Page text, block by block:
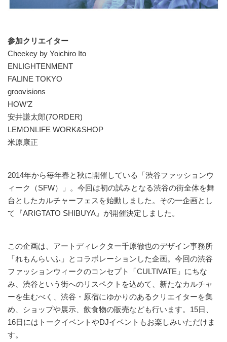
参加クリエイター
Cheekey by Yoichiro Ito
ENLIGHTENMENT
FALINE TOKYO
groovisions
HOW’Z
安井謙太郎(7ORDER)
LEMONLIFE WORK&SHOP
米原康正
2014年から毎年春と秋に開催している「渋谷ファッションウ
ィーク（SFW）」。今回は初の試みとなる渋谷の街全体を舞
台としたカルチャーフェスを始動しました。その一企画とし
て『ARIGTATO SHIBUYA』が開催決定しました。
この企画は、アートディレクター千原徹也のデザイン事務所
「れもんらいふ」とコラボレーションした企画。今回の渋谷
ファッションウィークのコンセプト「CULTIVATE」にちな
み、渋谷という街へのリスペクトを込めて、新たなカルチャ
ーを生むべく、渋谷・原宿にゆかりのあるクリエイターを集
め、ショップや展示、飲食物の販売なども行います。15日、
16日にはトークイベントやDJイベントもお楽しみいただけま
す。